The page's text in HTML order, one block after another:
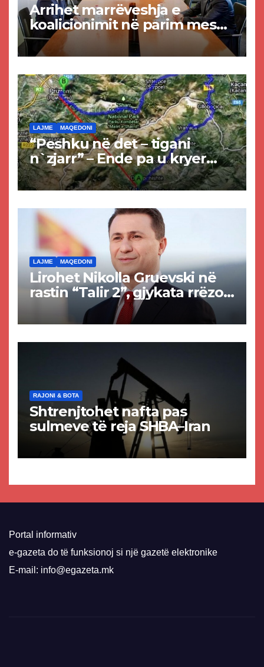
Arrihet marrëveshja e
koalicionimit në parim mes
Kurtit dhe Abdixhikut
LAJME MAQEDONI
“Peshku në det – tigani
n`zjarr” – Ende pa u kryer
projekti i tunelit, komuna e
Tetovës nis punimet për
LAJME MAQEDONI
Lirohet Nikolla Gruevski në
rastin “Talir 2”, gjykata rrëzon
akuzat për ndërtimin e
paligjshëm të selisë së
RAJONI & BOTA
Shtrenjtohet nafta pas
sulmeve të reja SHBA–Iran
Portal informativ
e-gazeta do të funksionoj si një gazetë elektronike
E-mail: info@egazeta.mk